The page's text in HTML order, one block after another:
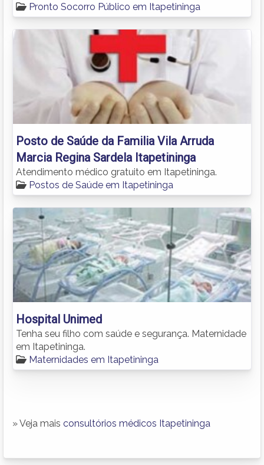
Pronto Socorro Público em Itapetininga
Posto de Saúde da Familia Vila Arruda
Marcia Regina Sardela Itapetininga
Atendimento médico gratuito em Itapetininga.
Postos de Saúde em Itapetininga
Hospital Unimed
Tenha seu filho com saúde e segurança. Maternidade
em Itapetininga.
Maternidades em Itapetininga
» Veja mais consultórios médicos Itapetininga